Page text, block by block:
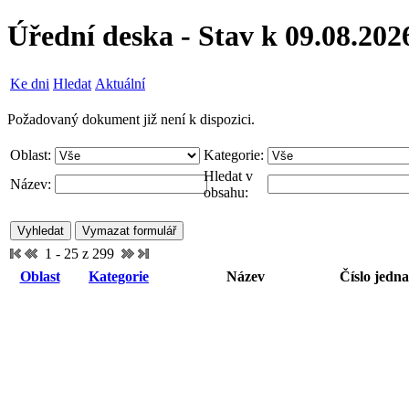
Úřední deska - Stav k
Ke dni Hledat Aktuální
Požadovaný dokument již není k dispozici.
Oblast:
Kategorie:
Název:
Hledat v
obsahu:
1 - 25 z 299
Oblast
Kategorie Název Číslo